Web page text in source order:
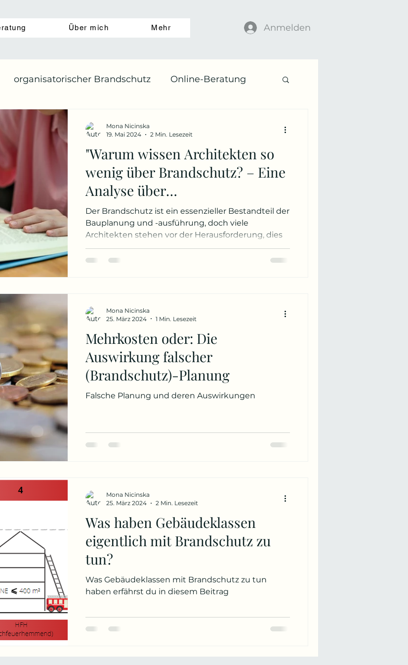
Über mich Mehr Anmelden
organisatorischer Brandschutz Online-Beratung
Brandschutz in der planungsphase
"Warum wissen Architekten so
wenig über Brandschutz? – Eine
Analyse über
Brandschutzwissen"
Der Brandschutz ist ein essenzieller Bestandteil der
Bauplanung und -ausführung, doch viele
Architekten stehen vor der Herausforderung, dies
Mona Nicinska
19. Mai 2024
2 Min. Lesezeit
Mehrkosten oder: Die
Auswirkung falscher
(Brandschutz)-Planung
Falsche Planung und deren Auswirkungen
Mona Nicinska
25. März 2024
1 Min. Lesezeit
Was haben Gebäudeklassen
eigentlich mit Brandschutz zu
tun?
Was Gebäudeklassen mit Brandschutz zu tun
haben erfährst du in diesem Beitrag
Mona Nicinska
25. März 2024
2 Min. Lesezeit